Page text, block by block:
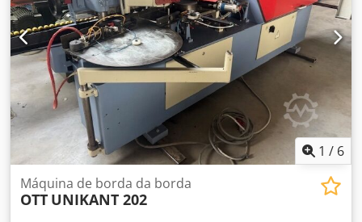
técnico: muito bom Bateria Volt: 24V Bateria Ah: 190Ah
Fabricante da bateria: Jungheinrich Tipo de bateria: Gel
Ano de fabrico da bateria: 2019 Estado da bateria: 60 - 80%
Descrição: Inspeção e UVV novos Mesa de armazenamento
ajustável manualmente, direção elétrica, operação com
duas mãos, tom de aviso ao abaixar, mini display, chave de
mudança, carregador integrado, baterias de gel
1 / 6
Máquina de borda da borda
OTT UNIKANT 202